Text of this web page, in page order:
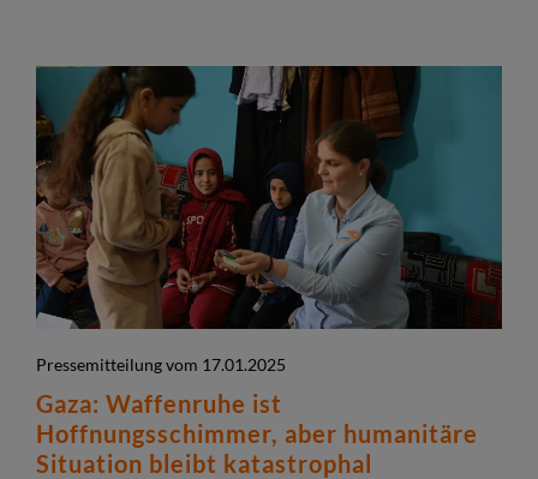
Pressemitteilung vom 17.01.2025
Gaza: Waffenruhe ist
Hoffnungsschimmer, aber humanitäre
Situation bleibt katastrophal